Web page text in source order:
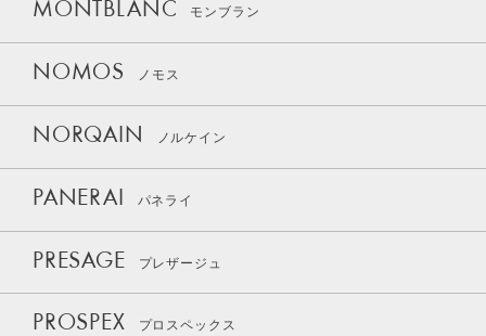
MONTBLANC モンブラン
NOMOS ノモス
NORQAIN ノルケイン
PANERAI パネライ
PRESAGE プレザージュ
PROSPEX プロスペックス